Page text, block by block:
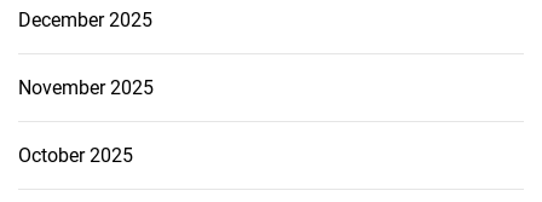
December 2025
November 2025
October 2025